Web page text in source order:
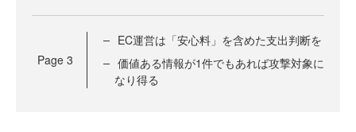
Page 3
EC運営は「安心料」を含めた支出判断を
価値ある情報が1件でもあれば攻撃対象に
なり得る